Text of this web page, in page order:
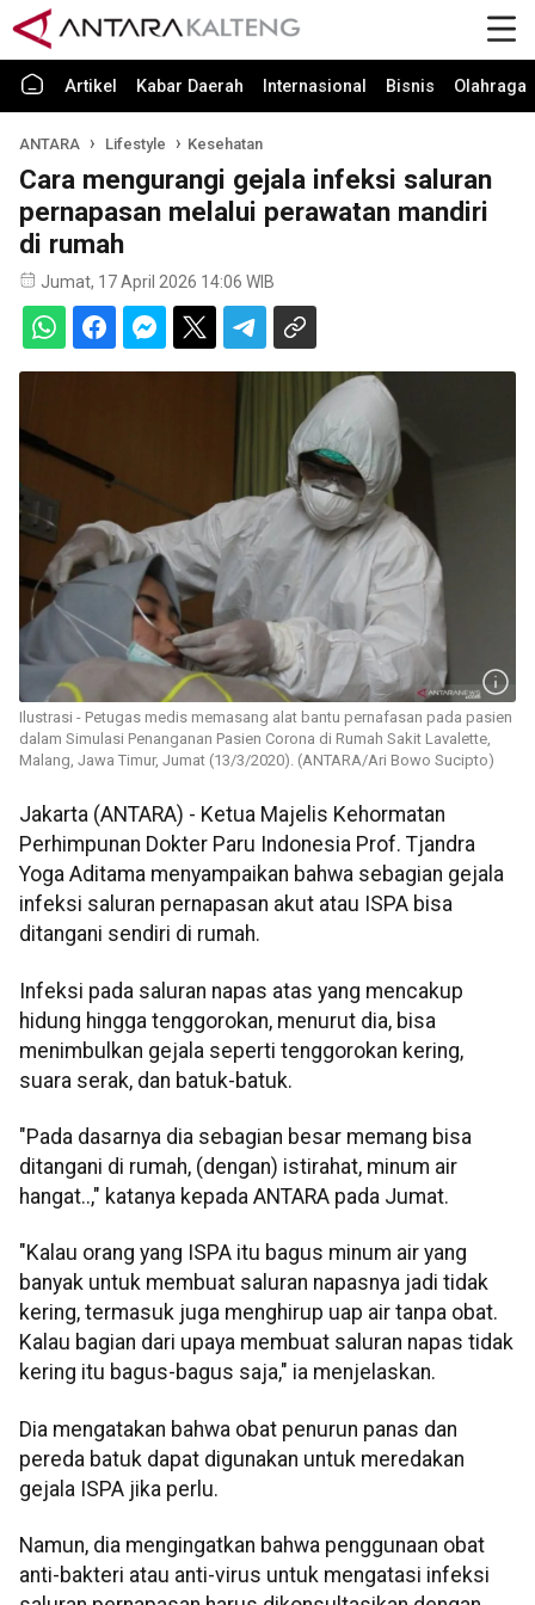
Artikel Kabar Daerah Internasional Bisnis Olahraga
ANTARA Lifestyle Kesehatan
Cara mengurangi gejala infeksi saluran
pernapasan melalui perawatan mandiri
di rumah
Jumat, 17 April 2026 14:06 WIB
Ilustrasi - Petugas medis memasang alat bantu pernafasan pada pasien
dalam Simulasi Penanganan Pasien Corona di Rumah Sakit Lavalette,
Malang, Jawa Timur, Jumat (13/3/2020). (ANTARA/Ari Bowo Sucipto)
Jakarta (ANTARA) - Ketua Majelis Kehormatan
Perhimpunan Dokter Paru Indonesia Prof. Tjandra
Yoga Aditama menyampaikan bahwa sebagian gejala
infeksi saluran pernapasan akut atau ISPA bisa
ditangani sendiri di rumah.
Infeksi pada saluran napas atas yang mencakup
hidung hingga tenggorokan, menurut dia, bisa
menimbulkan gejala seperti tenggorokan kering,
suara serak, dan batuk-batuk.
"Pada dasarnya dia sebagian besar memang bisa
ditangani di rumah, (dengan) istirahat, minum air
hangat..," katanya kepada ANTARA pada Jumat.
"Kalau orang yang ISPA itu bagus minum air yang
banyak untuk membuat saluran napasnya jadi tidak
kering, termasuk juga menghirup uap air tanpa obat.
Kalau bagian dari upaya membuat saluran napas tidak
kering itu bagus-bagus saja," ia menjelaskan.
Dia mengatakan bahwa obat penurun panas dan
pereda batuk dapat digunakan untuk meredakan
gejala ISPA jika perlu.
Namun, dia mengingatkan bahwa penggunaan obat
anti-bakteri atau anti-virus untuk mengatasi infeksi